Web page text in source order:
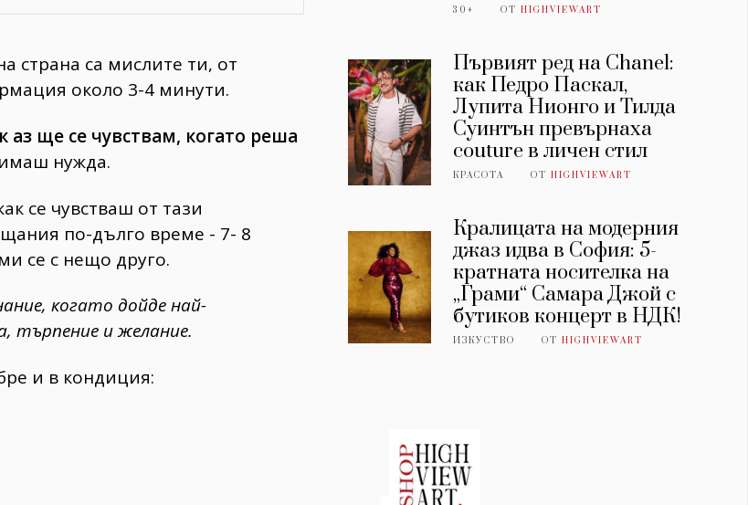
страна са мислите ти, от
около 3-4 минути.
аз ще се чувствам, когато реша
нужда.
се чувстваш от тази
по-дълго време - 7- 8
се с нещо друго.
когато дойде най-
търпение и желание.
и в кондиция:
30+ ОТHIGHVIEWART
Първият ред на Chanel:
как Педро Паскал,
Лупита Нионго и Тилда
Суинтън превърнаха
couture в личен стил
КРАСОТА ОТHIGHVIEWART
Кралицата на модерния
джаз идва в София: 5-
кратната носителка на
„Грами“ Самара Джой с
бутиков концерт в НДК!
ИЗКУСТВО ОТHIGHVIEWART